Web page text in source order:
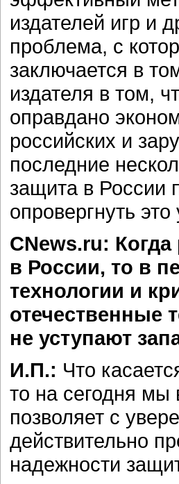
издателей игр и
проблема, с
заключается в
издателя в том,
оправдано
российских и
последние
защита в России
опровергнуть
CNews.ru:
в России, то в
технологии и
отечественные
не уступают
И.П.: Что
то на сегодня мы
позволяет с
действительно
надежности